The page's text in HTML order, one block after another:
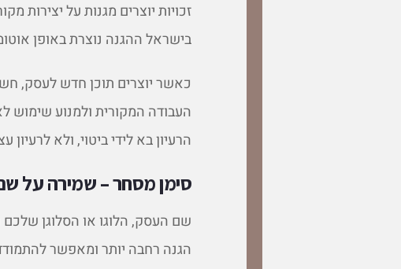
זכויות יוצרים מגנות על יצירות
בישראל ההגנה נוצרת באופן
כאשר יוצרים תוכן חדש לעסק,
העבודה המקורית ולמנוע
הרעיון בא לידי ביטוי, ולא לרעיון
סימן מסחר – שמירה על
שם העסק, הלוגו או הסלוגן
הגנה רחבה יותר ומאפשר